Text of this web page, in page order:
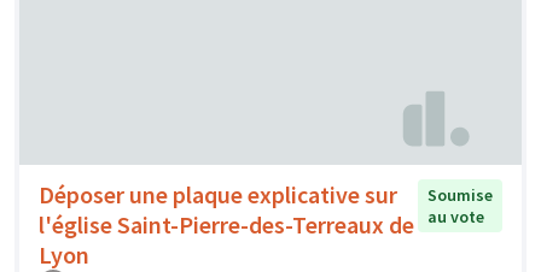
Déposer une plaque explicative sur
l'église Saint-Pierre-des-Terreaux de
Lyon
Soumise
au vote